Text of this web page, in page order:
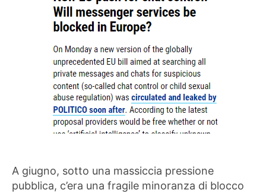
A giugno, sotto una massiccia pressione
pubblica, c’era una fragile minoranza di blocco